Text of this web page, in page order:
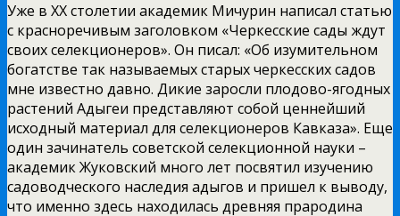
Уже в XX столетии академик Мичурин написал статью
с красноречивым заголовком «Черкесские сады ждут
своих селекционеров». Он писал: «Об изумительном
богатстве так называемых старых черкесских садов
мне известно давно. Дикие заросли плодово-ягодных
растений Адыгеи представляют собой ценнейший
исходный материал для селекционеров Кавказа». Еще
один зачинатель советской селекционной науки –
академик Жуковский много лет посвятил изучению
садоводческого наследия адыгов и пришел к выводу,
что именно здесь находилась древняя прародина